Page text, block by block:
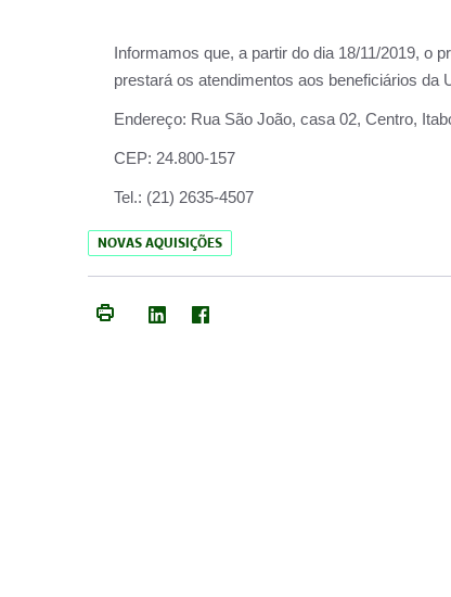
Informamos que, a partir do dia 18/11/2019, o
prestará os atendimentos aos beneficiários da
Endereço: Rua São João, casa 02, Centro,
CEP: 24.800-157
Tel.: (21) 2635-4507
NOVAS AQUISIÇÕES